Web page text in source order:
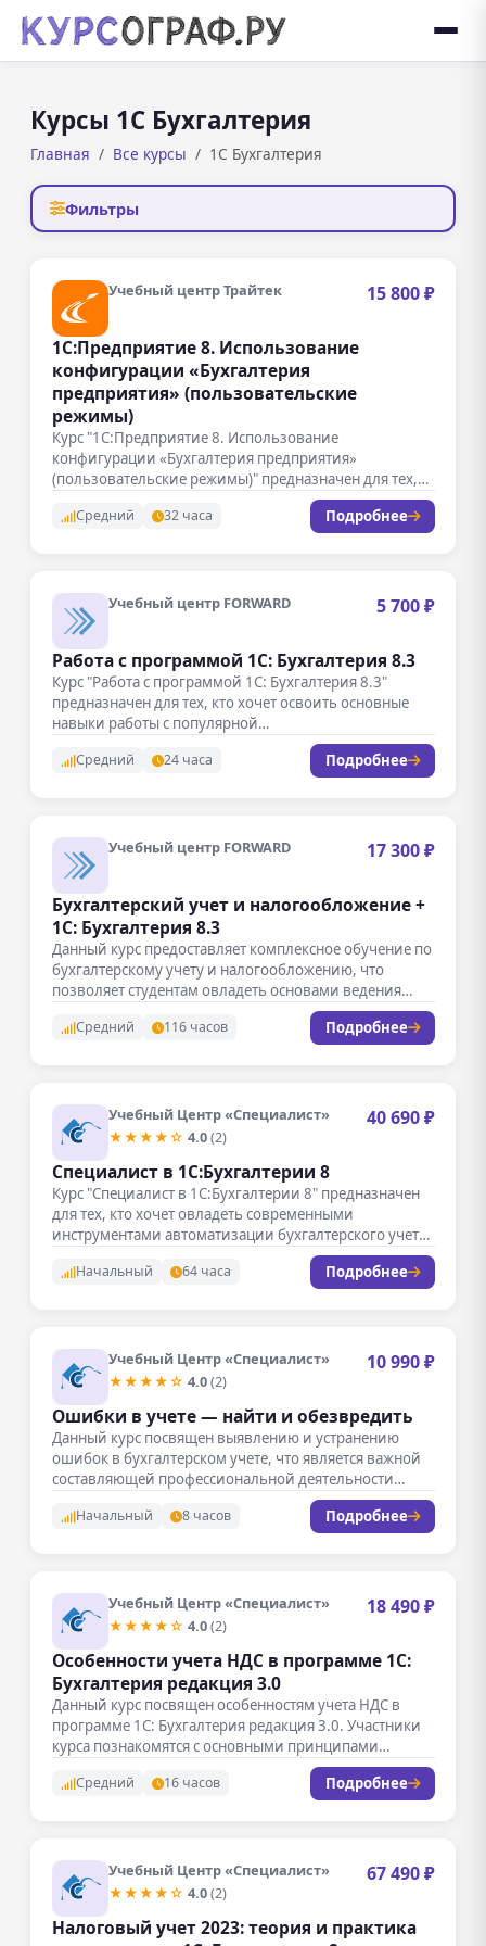
Курсы 1С Бухгалтерия
Главная Все курсы 1С Бухгалтерия
Фильтры
Учебный центр Трайтек 15 800 ₽
1С:Предприятие 8. Использование
конфигурации «Бухгалтерия
предприятия» (пользовательские
режимы)
Курс "1С:Предприятие 8. Использование
конфигурации «Бухгалтерия предприятия»
(пользовательские режимы)" предназначен для тех,
Средний 32 часа Подробнее
Учебный центр FORWARD 5 700 ₽
Работа с программой 1С: Бухгалтерия 8.3
Курс "Работа с программой 1С: Бухгалтерия 8.3"
предназначен для тех, кто хочет освоить основные
навыки работы с популярной…
Средний 24 часа Подробнее
Учебный центр FORWARD 17 300 ₽
Бухгалтерский учет и налогообложение +
1С: Бухгалтерия 8.3
Данный курс предоставляет комплексное обучение по
бухгалтерскому учету и налогообложению, что
позволяет студентам овладеть основами ведения
Средний 116 часов Подробнее
Учебный Центр «Специалист»
★★★★☆ 4.0(2)
40 690 ₽
Специалист в 1С:Бухгалтерии 8
Курс "Специалист в 1С:Бухгалтерии 8" предназначен
для тех, кто хочет овладеть современными
инструментами автоматизации бухгалтерского учета
Начальный 64 часа Подробнее
Учебный Центр «Специалист»
★★★★☆ 4.0(2)
10 990 ₽
Ошибки в учете — найти и обезвредить
Данный курс посвящен выявлению и устранению
ошибок в бухгалтерском учете, что является важной
составляющей профессиональной деятельности
Начальный 8 часов Подробнее
Учебный Центр «Специалист»
★★★★☆ 4.0(2)
18 490 ₽
Особенности учета НДС в программе 1С:
Бухгалтерия редакция 3.0
Данный курс посвящен особенностям учета НДС в
программе 1С: Бухгалтерия редакция 3.0. Участники
курса познакомятся с основными принципами…
Средний 16 часов Подробнее
Учебный Центр «Специалист»
★★★★☆ 4.0(2)
67 490 ₽
Налоговый учет 2023: теория и практика